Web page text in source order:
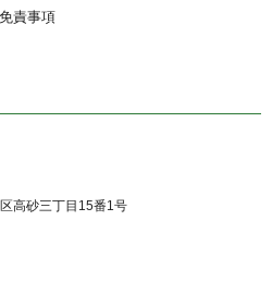
責事項
高砂三丁目15番1号